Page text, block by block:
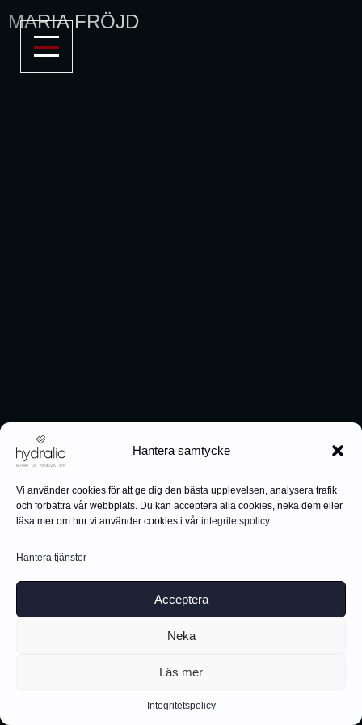
Hantera samtycke
Vi använder cookies för att ge dig den bästa upplevelsen, analysera trafik
och förbättra vår webbplats. Du kan acceptera alla cookies, neka dem eller
läsa mer om hur vi använder cookies i vår integritetspolicy.
Hantera tjänster
Acceptera
Neka
Läs mer
Integritetspolicy
MARIA FRÖJD